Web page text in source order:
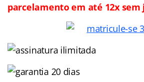
parcelamento em até 12x sem